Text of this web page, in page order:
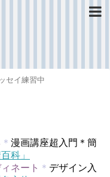
セイ練習中
＊ 漫画講座超入門＊簡
科」
ネート ＊ デザイン入